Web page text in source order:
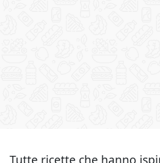
Tutte ricette che hanno